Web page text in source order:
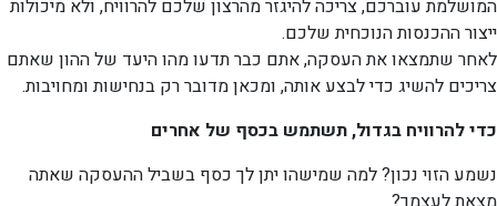
המושלמת עוברכם, צריכה להיגזר מהרצון שלכם להרוויח, ולא מיכולות
ייצור ההכנסות הנוכחית שלכם.
לאחר שתמצאו את העסקה, אתם כבר תדעו מהו היעד של ההון שאתם
צריכים להשיג כדי לבצע אותה, ומכאן מדובר רק בנחישות ומחויבות.
כדי להרוויח בגדול, תשתמש בכסף של אחרים
נשמע הזוי נכון? למה שמישהו יתן לך כסף בשביל ההעסקה שאתה